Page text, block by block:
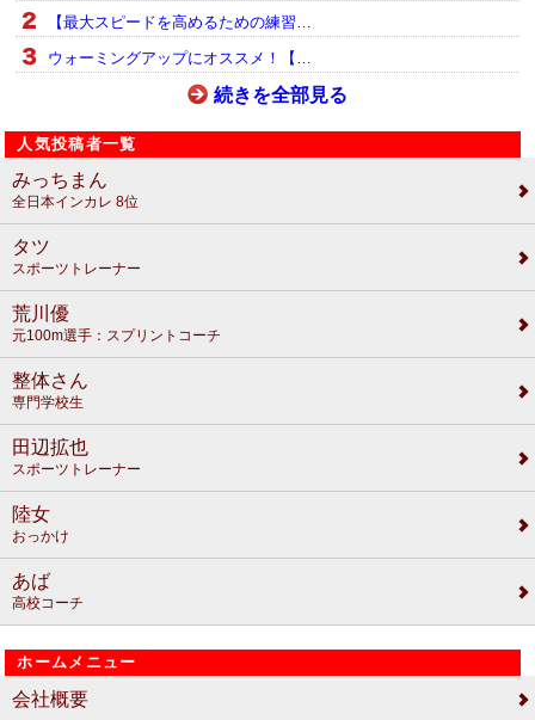
【最大スピードを高めるための練習…
ウォーミングアップにオススメ！【…
続きを全部見る
人気投稿者一覧
みっちまん
全日本インカレ 8位
タツ
スポーツトレーナー
荒川優
元100m選手：スプリントコーチ
整体さん
専門学校生
田辺拡也
スポーツトレーナー
陸女
おっかけ
あば
高校コーチ
ホームメニュー
会社概要